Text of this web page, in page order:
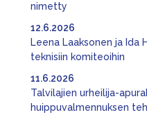
nimetty
Leena Laaksonen ja Ida
teknisiin komiteoihin
12.6.2026
Talvilajien urheilija-
huippuvalmennuksen
11.6.2026